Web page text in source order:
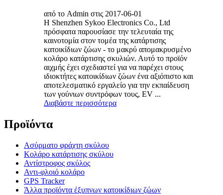
από το Admin στις 2017-06-01
Η Shenzhen Sykoo Electronics Co., Ltd
πρόσφατα παρουσίασε την τελευταία της
καινοτομία στον τομέα της κατάρτισης
κατοικίδιων ζώων - το μακρύ απομακρυσμένο
κολάρο κατάρτισης σκυλιών. Αυτό το προϊόν
αιχμής έχει σχεδιαστεί για να παρέχει στους
ιδιοκτήτες κατοικίδιων ζώων ένα αξιόπιστο και
αποτελεσματικό εργαλείο για την εκπαίδευση
των γούνιων συντρόφων τους, EV ...
Διαβάστε περισσότερα
Προϊόντα
Ασύρματο φράχτη σκύλου
Κολάρο κατάρτισης σκύλου
Αντίστροφος σκύλος
Αντι-φλοιό κολάρο
GPS Tracker
Άλλα προϊόντα έξυπνων κατοικίδιων ζώων